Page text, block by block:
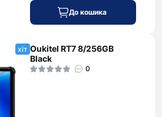
До кошика
хіт Oukitel RT7 8/256GB
Black
0